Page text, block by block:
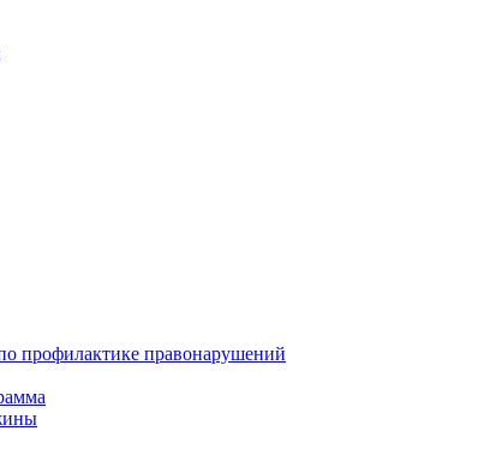
профилактике правонарушений